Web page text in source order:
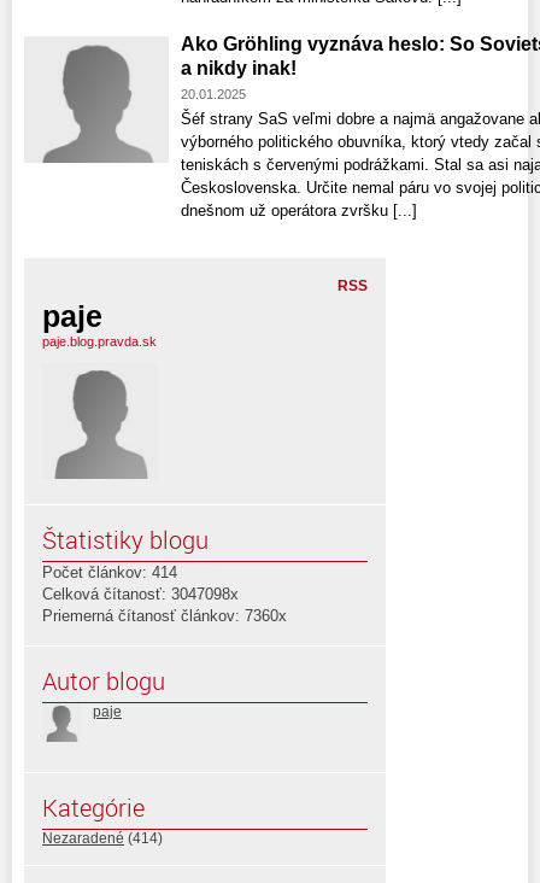
Ako Gröhling vyznáva heslo: So
a nikdy inak!
20.01.2025
Šéf strany SaS veľmi dobre a najmä angažovane
výborného politického obuvníka, ktorý vtedy začal
teniskách s červenými podrážkami. Stal sa asi
Československa. Určite nemal páru vo svojej
dnešnom už operátora zvršku [...]
RSS
paje
paje.blog.pravda.sk
Štatistiky blogu
Počet článkov: 414
Celková čítanosť: 3047098x
Priemerná čítanosť článkov: 7360x
Autor blogu
paje
Kategórie
Nezaradené (414)